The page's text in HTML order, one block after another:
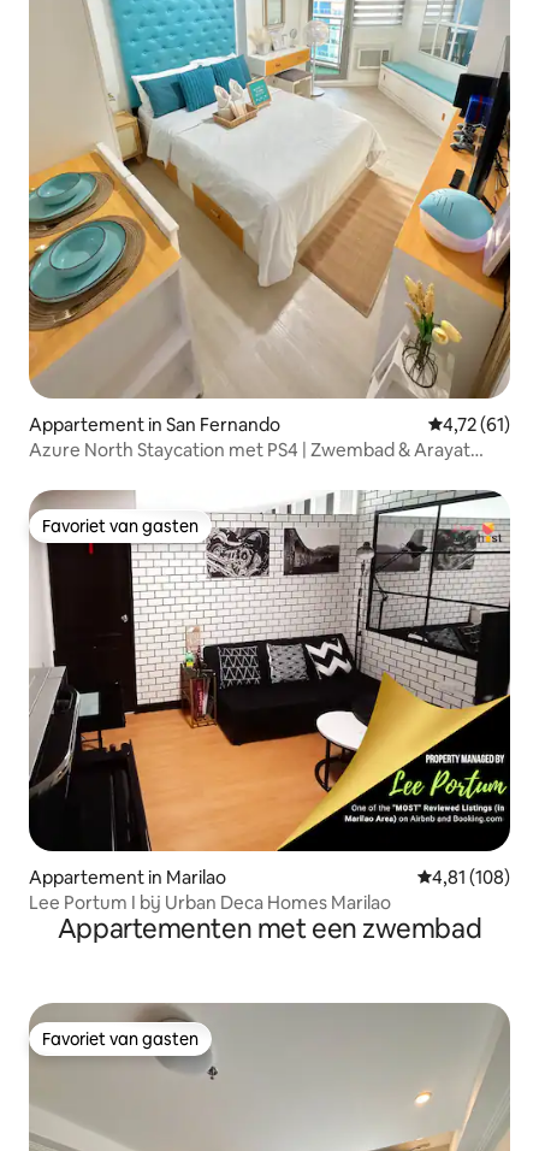
Appartement in San Fernando Gemiddelde
4,72 (61)
Azure North Staycation met PS4 | Zwembad & Arayat
Favoriet van gasten
Favoriet van gasten
Appartement in Marilao Gemiddelde
4,81 (108)
Lee Portum I bij Urban Deca Homes Marilao
Appartementen met een zwembad
Favoriet van gasten
Favoriet van gasten